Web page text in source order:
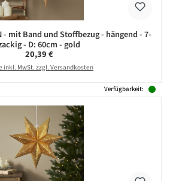
- mit Band und Stoffbezug - hängend - 7-
- D: 60cm - gold
Regulärer Preis:
20,39 €
inkl. MwSt. zzgl. Versandkosten
Verfügbarkeit: